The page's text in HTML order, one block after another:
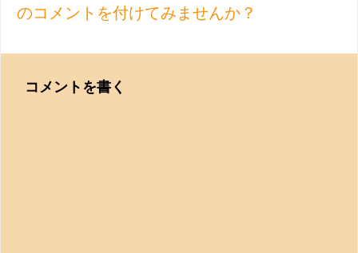
のコメントを付けてみませんか？
コメントを書く